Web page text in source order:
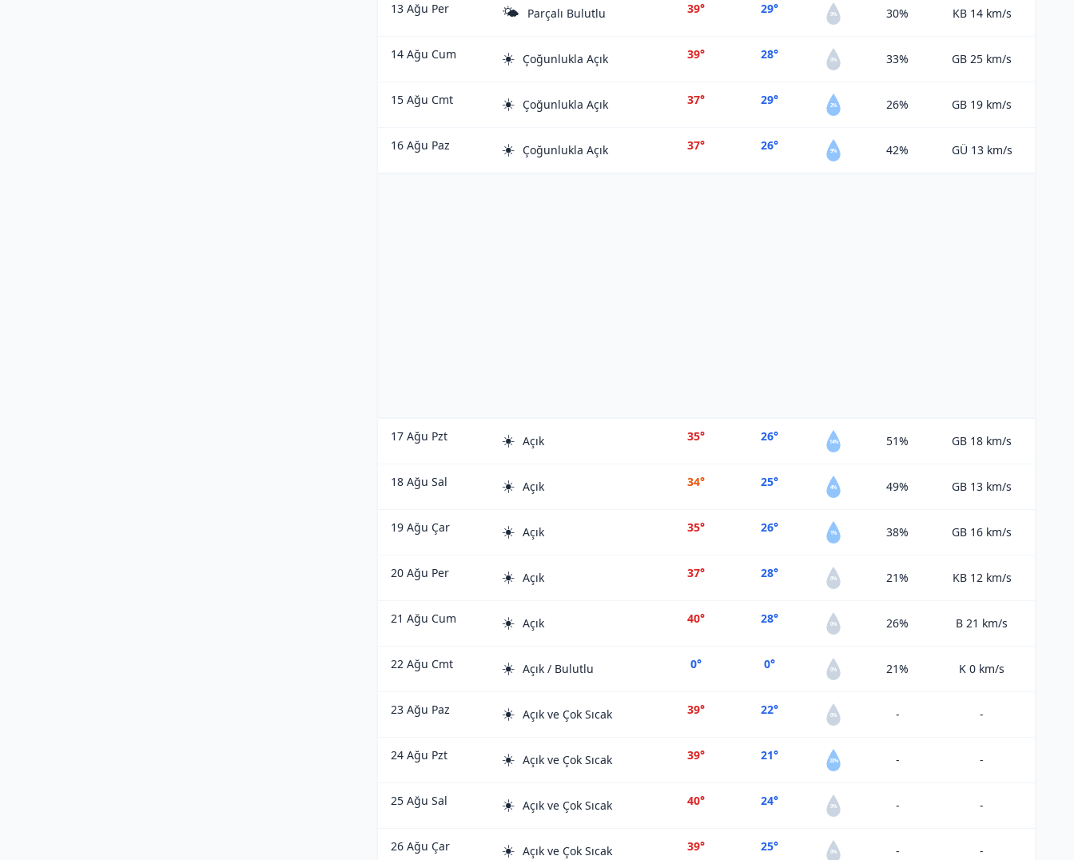
13 Ağu Per 🌤️ Parçalı Bulutlu 39° 29° 0% 30% KB 14 km/s
14 Ağu Cum ☀️ Çoğunlukla Açık 39° 28° 0% 33% GB 25 km/s
15 Ağu Cmt ☀️ Çoğunlukla Açık 37° 29° 2% 26% GB 19 km/s
16 Ağu Paz ☀️ Çoğunlukla Açık 37° 26° 9% 42% GÜ 13 km/s
17 Ağu Pzt ☀️ Açık 35° 26° 14% 51% GB 18 km/s
18 Ağu Sal ☀️ Açık 34° 25° 4% 49% GB 13 km/s
19 Ağu Çar ☀️ Açık 35° 26° 1% 38% GB 16 km/s
20 Ağu Per ☀️ Açık 37° 28° 0% 21% KB 12 km/s
21 Ağu Cum ☀️ Açık 40° 28° 0% 26% B 21 km/s
22 Ağu Cmt ☀️ Açık / Bulutlu 0° 0° 0% 21% K 0 km/s
23 Ağu Paz ☀️ Açık ve Çok Sıcak 39° 22° 0% - -
24 Ağu Pzt ☀️ Açık ve Çok Sıcak 39° 21° 20% - -
25 Ağu Sal ☀️ Açık ve Çok Sıcak 40° 24° 0% - -
26 Ağu Çar ☀️ Açık ve Çok Sıcak 39° 25° 0% - -